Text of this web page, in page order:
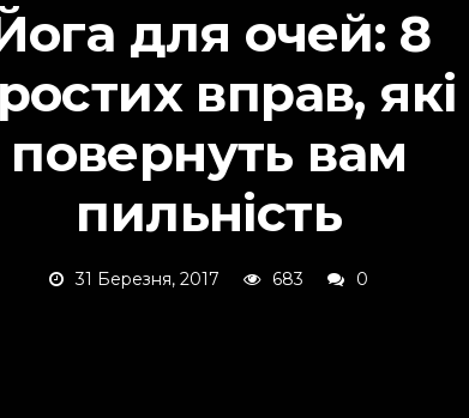
для очей: 8
вправ, які
повернуть вам
пильність
31 Березня, 2017 683 0